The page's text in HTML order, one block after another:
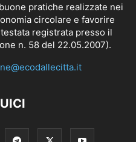
pratiche realizzate nei
circolare e favorire
registrata presso il
n. 58 del 22.05.2007).